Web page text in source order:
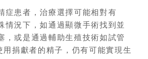
症患者，治療選擇可能相對有
情況下，如通過顯微手術找到並
，或是通過輔助生殖技術如試管
捐獻者的精子，仍有可能實現生